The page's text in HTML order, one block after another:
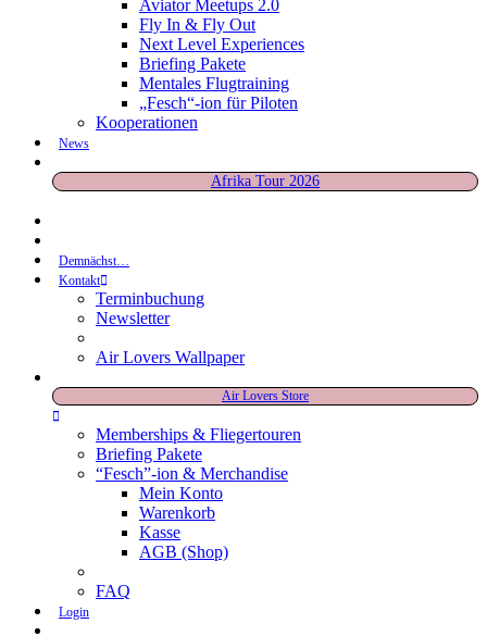
Aviator Meetups 2.0
Fly In & Fly Out
Next Level Experiences
Briefing Pakete
Mentales Flugtraining
„Fesch“-ion für Piloten
Kooperationen
News
Afrika Tour 2026
Demnächst…
Kontakt
Terminbuchung
Newsletter
Air Lovers Wallpaper
Air Lovers Store
Memberships & Fliegertouren
Briefing Pakete
“Fesch”-ion & Merchandise
Mein Konto
Warenkorb
Kasse
AGB (Shop)
FAQ
Login